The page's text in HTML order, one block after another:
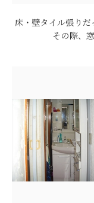
床・壁タイル張りだ
その際、